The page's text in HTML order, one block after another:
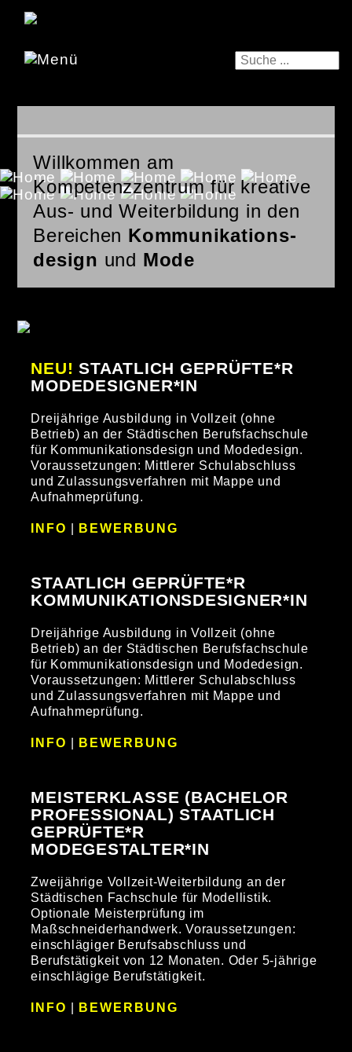
Willkommen am
Kompetenzzentrum für kreative
Aus- und Weiterbildung in den
Bereichen Kommunikations­
design und Mode
NEU! STAATLICH GEPRÜFTE*R
MODEDESIGNER*IN
Dreijährige Ausbildung in Vollzeit (ohne
Betrieb) an der Städtischen Berufsfachschule
für Kommunikationsdesign und Modedesign.
Voraussetzungen: Mittlerer Schulabschluss
und Zulassungsverfahren mit Mappe und
Aufnahmeprüfung.
INFO BEWERBUNG
STAATLICH GEPRÜFTE*R
KOMMUNIKATIONSDESIGNER*IN
Dreijährige Ausbildung in Vollzeit (ohne
Betrieb) an der Städtischen Berufsfachschule
für Kommunikationsdesign und Modedesign.
Voraussetzungen: Mittlerer Schulabschluss
und Zulassungsverfahren mit Mappe und
Aufnahmeprüfung.
INFO BEWERBUNG
MEISTERKLASSE (BACHELOR
PROFESSIONAL) STAATLICH
GEPRÜFTE*R
MODEGESTALTER*IN
Zweijährige Vollzeit-Weiterbildung an der
Städtischen Fachschule für Modellistik.
Optionale Meisterprüfung im
Maßschneiderhandwerk. Voraussetzungen:
einschlägiger Berufsabschluss und
Berufstätigkeit von 12 Monaten. Oder 5-jährige
einschlägige Berufstätigkeit.
INFO BEWERBUNG